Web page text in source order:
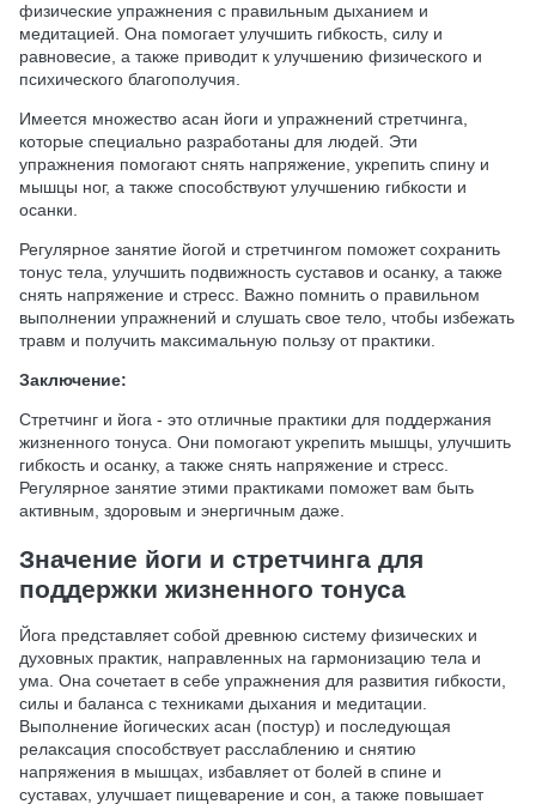
физические упражнения с правильным дыханием и
медитацией. Она помогает улучшить гибкость, силу и
равновесие, а также приводит к улучшению физического и
психического благополучия.
Имеется множество асан йоги и упражнений стретчинга,
которые специально разработаны для людей. Эти
упражнения помогают снять напряжение, укрепить спину и
мышцы ног, а также способствуют улучшению гибкости и
осанки.
Регулярное занятие йогой и стретчингом поможет сохранить
тонус тела, улучшить подвижность суставов и осанку, а также
снять напряжение и стресс. Важно помнить о правильном
выполнении упражнений и слушать свое тело, чтобы избежать
травм и получить максимальную пользу от практики.
Заключение:
Стретчинг и йога - это отличные практики для поддержания
жизненного тонуса. Они помогают укрепить мышцы, улучшить
гибкость и осанку, а также снять напряжение и стресс.
Регулярное занятие этими практиками поможет вам быть
активным, здоровым и энергичным даже.
Значение йоги и стретчинга для
поддержки жизненного тонуса
Йога представляет собой древнюю систему физических и
духовных практик, направленных на гармонизацию тела и
ума. Она сочетает в себе упражнения для развития гибкости,
силы и баланса с техниками дыхания и медитации.
Выполнение йогических асан (постур) и последующая
релаксация способствует расслаблению и снятию
напряжения в мышцах, избавляет от болей в спине и
суставах, улучшает пищеварение и сон, а также повышает